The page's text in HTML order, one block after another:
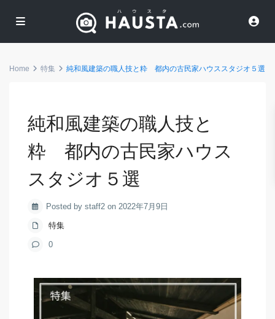
Home 特集 純和風建築の職人技と粋 都内の古民家ハウススタジオ５選
純和風建築の職人技と
粋 都内の古民家ハウス
スタジオ５選
Posted by staff2 on 2022年7月9日
特集
0